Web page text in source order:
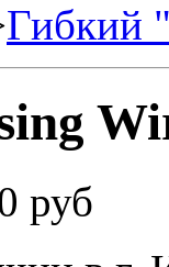
Гибкий
руб